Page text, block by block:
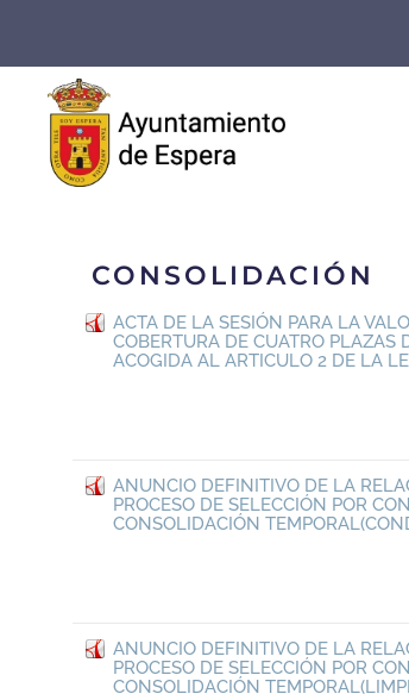
Skip to main content
CONSOLIDACIÓN
ACTA DE LA SESIÓN PARA LA
COBERTURA DE CUATRO
ACOGIDA AL ARTICULO 2 DE LA
ANUNCIO DEFINITIVO DE LA
PROCESO DE SELECCIÓN POR
CONSOLIDACIÓN
ANUNCIO DEFINITIVO DE LA
PROCESO DE SELECCIÓN POR
CONSOLIDACIÓN